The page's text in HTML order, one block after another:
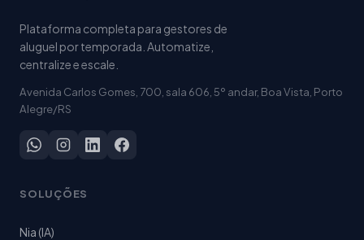
Plataforma completa para gestores de
aluguel por temporada. Automatize,
centralize e escale.
Avenida Carlos Gomes, 700, sala 606, 5º andar, Boa Vista, Porto
Alegre/RS
SOLUÇÕES
Nia (IA)